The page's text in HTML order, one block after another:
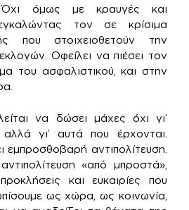
όμως με κραυγές και
τον σε κρίσιμα
που στοιχειοθετούν την
Οφείλει να πιέσει τον
του ασφαλιστικού, και στην
να δώσει μάχες όχι γι’
γι’ αυτά που έρχονται.
εμπροσθοβαρή αντιπολίτευση.
«από μπροστά»,
και ευκαιρίες που
ως χώρα, ως κοινωνία,